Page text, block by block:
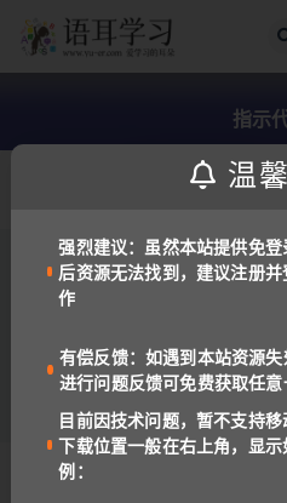
指示
俄罗斯语
2.3K
温
强烈建议：虽然本站提供免
后资源无法找到，建议注册
作
有偿反馈：如遇到本站资源
进行问题反馈可免费获取任
目前因技术问题，暂不支持移
下载位置一般在右上角，显
例：